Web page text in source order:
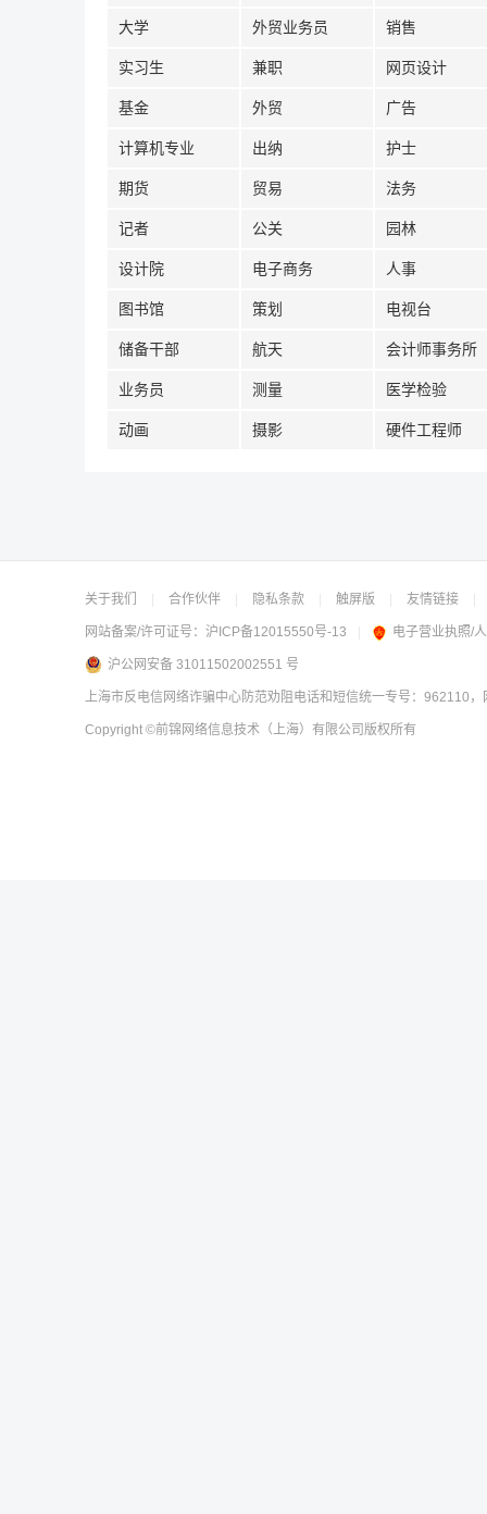
大学 外贸业务员 销售
实习生 兼职 网页设计
基金 外贸 广告
计算机专业 出纳 护士
期货 贸易 法务
记者 公关 园林
设计院 电子商务 人事
图书馆 策划 电视台
储备干部 航天 会计师事务所
业务员 测量 医学检验
动画 摄影 硬件工程师
关于我们 合作伙伴 隐私条款 触屏版 友情链接
网站备案/许可证号： 沪ICP备12015550号-13 电子营业执照/
沪公网安备 31011502002551 号
上海市反电信网络诈骗中心防范劝阻电话和短信统一专号：962110
Copyright ©前锦网络信息技术（上海）有限公司 版权所有